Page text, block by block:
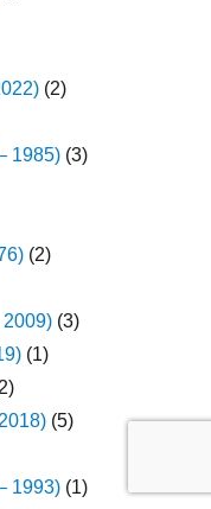
(2)
1985) (3)
(2)
2009) (3)
(1)
(5)
1993) (1)